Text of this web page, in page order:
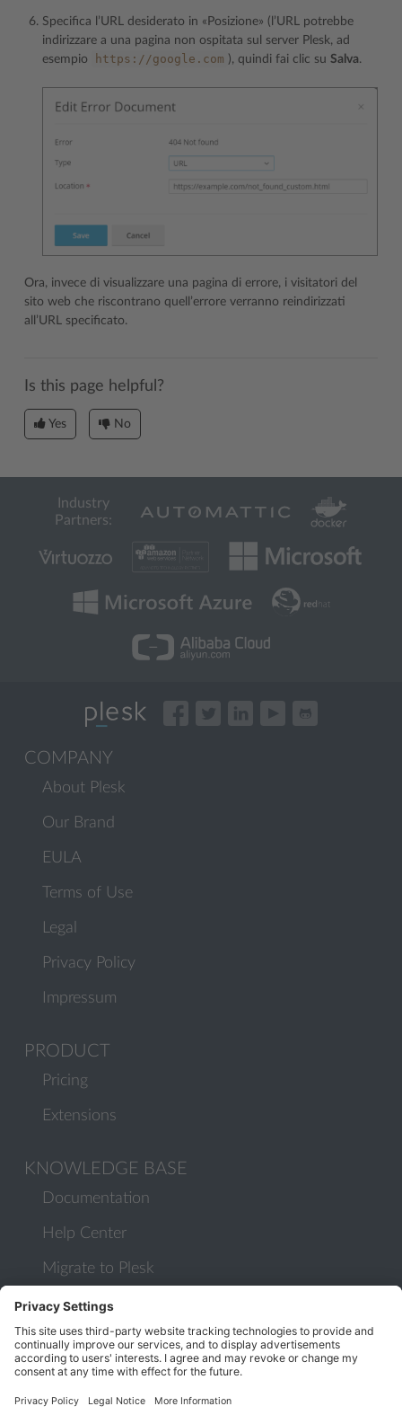
Specifica l’URL desiderato in «Posizione» (l’URL potrebbe
indirizzare a una pagina non ospitata sul server Plesk, ad
esempio
https://google.com ), quindi fai clic su Salva.
Ora, invece di visualizzare una pagina di errore, i visitatori del
sito web che riscontrano quell’errore verranno reindirizzati
all’URL specificato.
Is this page helpful?
Yes No
Industry
Partners:
COMPANY
About Plesk
Our Brand
EULA
Terms of Use
Legal
Privacy Policy
Impressum
PRODUCT
Pricing
Extensions
KNOWLEDGE BASE
Documentation
Help Center
Migrate to Plesk
Contact Us
Plesk Lifecycle Policy